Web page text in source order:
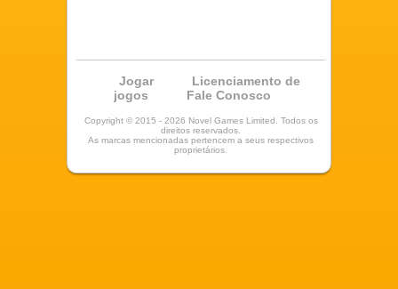
Jogar
Licenciamento de
jogos
Fale Conosco
Copyright © 2015 - 2026 Novel Games Limited. Todos os
direitos reservados.
As marcas mencionadas pertencem a seus respectivos
proprietários.